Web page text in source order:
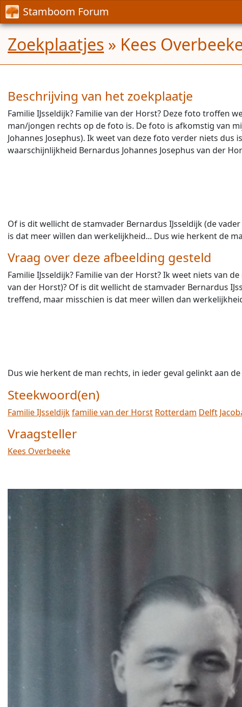
Stamboom Forum
Zoekplaatjes » Kees
Beschrijving van het zoekplaatje
Familie IJsseldijk? Familie van der Horst? Deze foto troffen
man/jongen rechts op de foto is. De foto is afkomstig van
Johannes Josephus). Ik weet van deze foto verder niets
waarschijnlijkheid Bernardus Johannes Josephus van der
Of is dit wellicht de stamvader Bernardus IJsseldijk (de
is dat meer wìllen dan werkelijkheid... Dus wie herkent de
Vraag over deze afbeelding gesteld
Familie IJsseldijk? Familie van der Horst? Ik weet niets van
van der Horst)? Of is dit wellicht de stamvader Bernardus
treffend, maar misschien is dat meer wìllen dan
Dus wie herkent de man rechts, in ieder geval gelinkt aan
Steekwoord(en)
Familie IJsseldijkfamilie van der Horst Rotterdam Delft
Vraagsteller
Kees Overbeeke